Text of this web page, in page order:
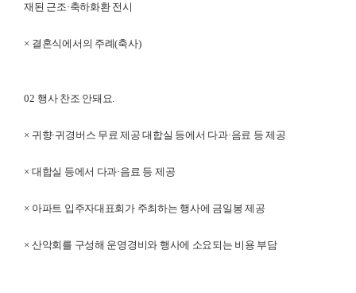
재된 근조·축하화환 전시
× 결혼식에서의 주례(축사)
02 행사 찬조 안돼요.
× 귀향·귀경버스 무료 제공 대합실 등에서 다과·음료 등 제공
× 대합실 등에서 다과·음료 등 제공
× 아파트 입주자대표회가 주최하는 행사에 금일봉 제공
× 산악회를 구성해 운영경비와 행사에 소요되는 비용 부담